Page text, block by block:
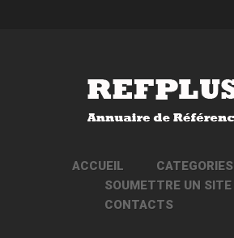
ACCUEIL
CATEGORIES
SOUMETTRE UN SITE
CONTACTS